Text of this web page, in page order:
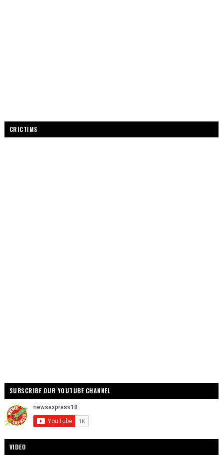
CRICTIMS
SUBSCRIBE OUR YOUTUBE CHANNEL
VIDEO